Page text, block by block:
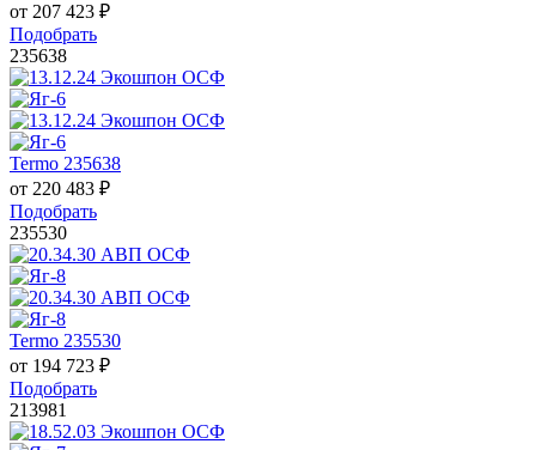
от 207 423 ₽
Подобрать
235638
Termo 235638
от 220 483 ₽
Подобрать
235530
Termo 235530
от 194 723 ₽
Подобрать
213981